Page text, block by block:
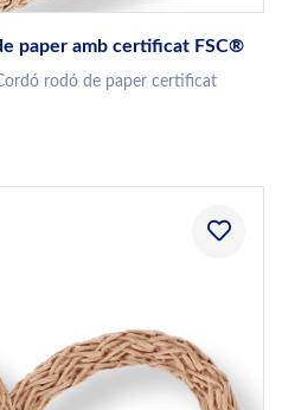
paper amb certificat FSC®
rodó de paper certificat